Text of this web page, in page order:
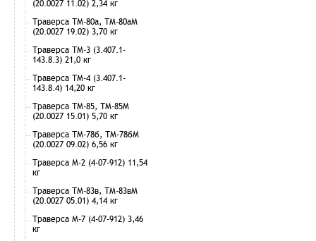
(20.0027 11.02) 2,34 кг
Траверса ТМ-80а, ТМ-80аМ
(20.0027 19.02) 3,70 кг
Траверса ТМ-3 (3.407.1-
143.8.3) 21,0 кг
Траверса ТМ-4 (3.407.1-
143.8.4) 14,20 кг
Траверса ТМ-85, ТМ-85М
(20.0027 15.01) 5,70 кг
Траверса ТМ-78б, ТМ-78бМ
(20.0027 09.02) 6,56 кг
Траверса М-2 (4-07-912) 11,54
кг
Траверса ТМ-83в, ТМ-83вМ
(20.0027 05.01) 4,14 кг
Траверса М-7 (4-07-912) 3,46
кг